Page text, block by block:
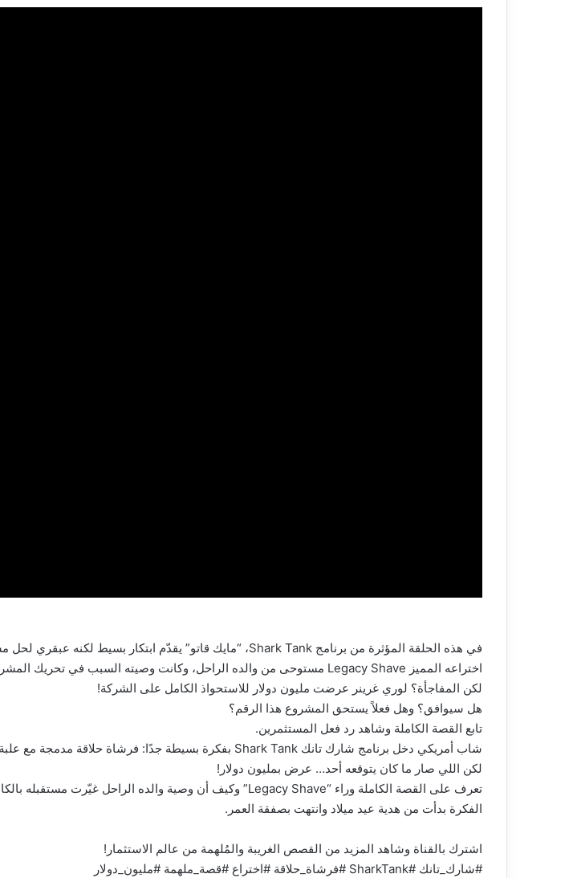
في هذه الحلقة المؤثرة من برنامج Shark Tank، “مايك قاتو” يقدّم ابتكار بسيط لكنه عبقري لحل مشكلة الحلاقة التي يعاني منها كثير من الرجال.
اختراعه المميز Legacy Shave مستوحى من والده الراحل، وكانت وصيته السبب في تحريك المشروع من جديد.
لكن المفاجأة؟ لوري غرينر عرضت مليون دولار للاستحواذ الكامل على الشركة!
هل سيوافق؟ وهل فعلاً يستحق المشروع هذا الرقم؟
تابع القصة الكاملة وشاهد رد فعل المستثمرين.
شاب أمريكي دخل برنامج شارك تانك Shark Tank بفكرة بسيطة جدًا: فرشاة حلاقة مدمجة مع علبة الرغوة.
لكن اللي صار ما كان يتوقعه أحد… عرض بمليون دولار!
تعرف على القصة الكاملة وراء “Legacy Shave” وكيف أن وصية والده الراحل غيّرت مستقبله بالكامل.
الفكرة بدأت من هدية عيد ميلاد وانتهت بصفقة العمر.
اشترك بالقناة وشاهد المزيد من القصص الغريبة والمُلهمة من عالم الاستثمار!
#شارك_تانك #SharkTank #فرشاة_حلاقة #اختراع #قصة_ملهمة #مليون_دولار